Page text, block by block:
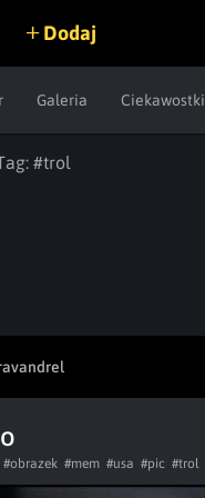
Dodaj
Galeria Ciekawostki
#trol
#obrazek #mem #usa #pic #trol